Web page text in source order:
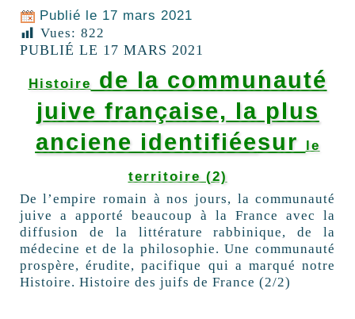
Publié le 17 mars 2021
Vues: 822
PUBLIÉ LE 17 MARS 2021
Histoire
de la communauté
juive française, la plus
anciene identifiéesur le
territoire (2)
De l’empire romain à nos jours, la communauté
juive a apporté beaucoup à la France avec la
diffusion de la littérature rabbinique, de la
médecine et de la philosophie. Une communauté
prospère, érudite, pacifique qui a marqué notre
Histoire. Histoire des juifs de France (2/2)